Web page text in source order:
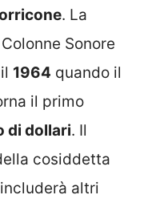
. La
Sonore
1964 quando il
il primo
di dollari. Il
cosiddetta
altri